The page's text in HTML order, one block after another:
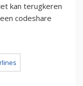
kan terugkeren
codeshare